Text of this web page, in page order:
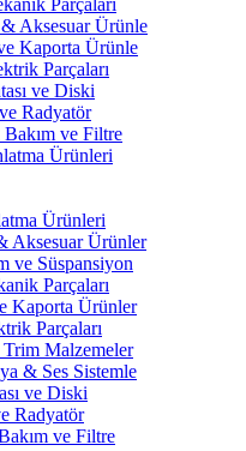
Parçaları
Aksesuar Ürünle
Kaporta Ürünle
Parçaları
ve Diski
Radyatör
ve Filtre
Ürünleri
Ürünleri
Aksesuar Ürünler
ve Süspansiyon
Parçaları
Kaporta Ürünler
Parçaları
Malzemeler
& Ses Sistemle
ve Diski
Radyatör
ve Filtre